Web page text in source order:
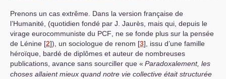
Prenons un cas extrême. Dans la version française de
l’Humanité, (quotidien fondé par J. Jaurès, mais qui, depuis le
virage eurocommuniste du PCF , ne se fonde plus sur la pensée
de Lénine [2]), un sociologue de renom [3] , issu d’une famille
héroïque, bardé de diplômes et auteur de nombreuses
publications, avance sans sourciller que « Paradoxalement, les
choses allaient mieux quand notre vie collective était structurée